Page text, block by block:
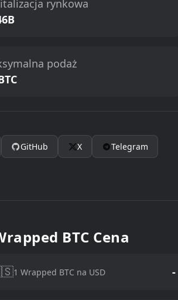
rynkowa
podaż
GitHub X Telegram
BTC Cena
1 Wrapped BTC na USD -